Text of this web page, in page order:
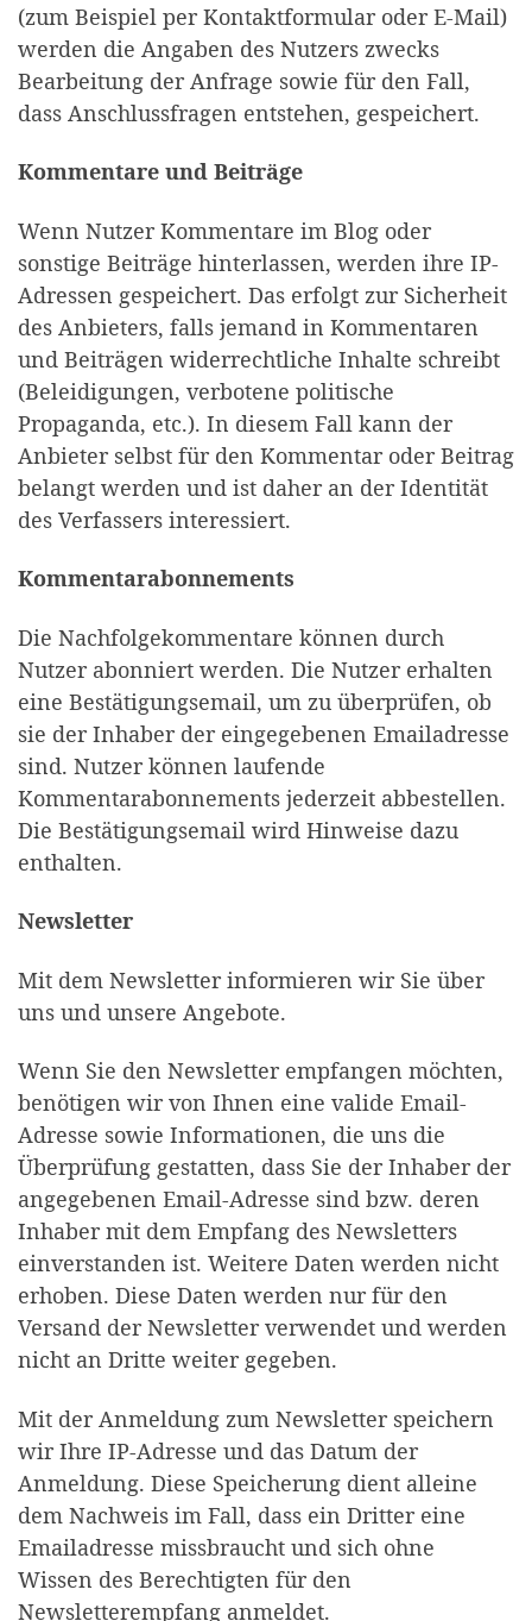
(zum Beispiel per Kontaktformular oder E-Mail)
werden die Angaben des Nutzers zwecks
Bearbeitung der Anfrage sowie für den Fall,
dass Anschlussfragen entstehen, gespeichert.
Kommentare und Beiträge
Wenn Nutzer Kommentare im Blog oder
sonstige Beiträge hinterlassen, werden ihre IP-
Adressen gespeichert. Das erfolgt zur Sicherheit
des Anbieters, falls jemand in Kommentaren
und Beiträgen widerrechtliche Inhalte schreibt
(Beleidigungen, verbotene politische
Propaganda, etc.). In diesem Fall kann der
Anbieter selbst für den Kommentar oder Beitrag
belangt werden und ist daher an der Identität
des Verfassers interessiert.
Kommentarabonnements
Die Nachfolgekommentare können durch
Nutzer abonniert werden. Die Nutzer erhalten
eine Bestätigungsemail, um zu überprüfen, ob
sie der Inhaber der eingegebenen Emailadresse
sind. Nutzer können laufende
Kommentarabonnements jederzeit abbestellen.
Die Bestätigungsemail wird Hinweise dazu
enthalten.
Newsletter
Mit dem Newsletter informieren wir Sie über
uns und unsere Angebote.
Wenn Sie den Newsletter empfangen möchten,
benötigen wir von Ihnen eine valide Email-
Adresse sowie Informationen, die uns die
Überprüfung gestatten, dass Sie der Inhaber der
angegebenen Email-Adresse sind bzw. deren
Inhaber mit dem Empfang des Newsletters
einverstanden ist. Weitere Daten werden nicht
erhoben. Diese Daten werden nur für den
Versand der Newsletter verwendet und werden
nicht an Dritte weiter gegeben.
Mit der Anmeldung zum Newsletter speichern
wir Ihre IP-Adresse und das Datum der
Anmeldung. Diese Speicherung dient alleine
dem Nachweis im Fall, dass ein Dritter eine
Emailadresse missbraucht und sich ohne
Wissen des Berechtigten für den
Newsletterempfang anmeldet.